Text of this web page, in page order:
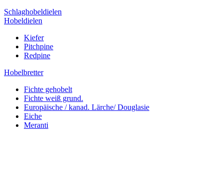
Schlaghobeldielen
Hobeldielen
Kiefer
Pitchpine
Redpine
Hobelbretter
Fichte gehobelt
Fichte weiß grund.
Europäische / kanad. Lärche/ Douglasie
Eiche
Meranti